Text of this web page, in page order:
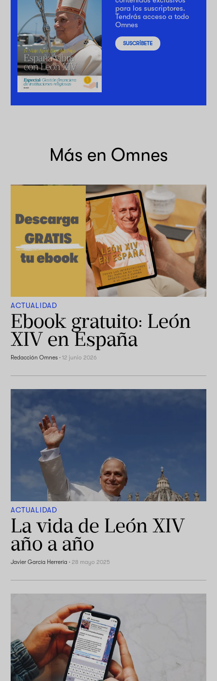
para los suscriptores.
Tendrás acceso a todo
Omnes
SUSCRÍBETE
Más en Omnes
ACTUALIDAD
Ebook gratuito: León
XIV en España
Redacción Omnes ·12 junio 2026
ACTUALIDAD
La vida de León XIV
año a año
Javier García Herrería ·28 mayo 2025